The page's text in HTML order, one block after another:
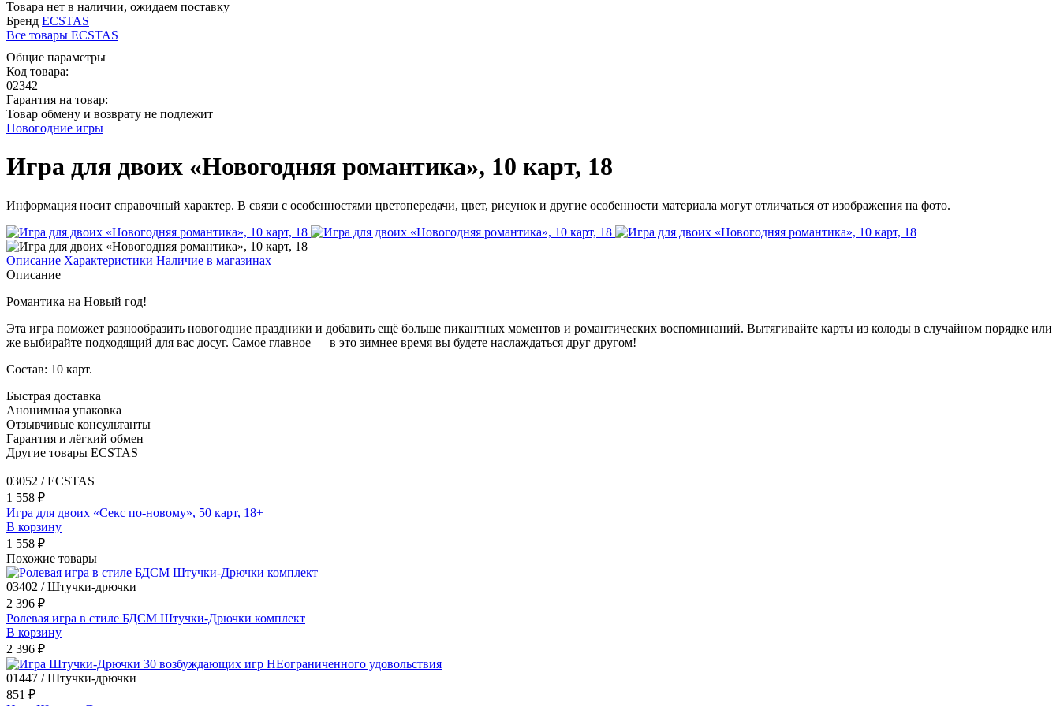
Товара нет в наличии, ожидаем поставку
Бренд ECSTAS
Все товары ECSTAS
Общие параметры
Код товара:
02342
Гарантия на товар:
Товар обмену и возврату не подлежит
Новогодние игры
Игра для двоих «Новогодняя романтика», 10 карт, 18
Информация носит справочный характер. В связи с особенностями цветопередачи, цвет, рисунок и другие особенности материала могут отличаться от изображения на фото.
Описание Характеристики Наличие в магазинах
Описание
Романтика на Новый год!
Эта игра поможет разнообразить новогодние праздники и добавить ещё больше пикантных моментов и романтических воспоминаний. Вытягивайте карты из колоды в случайном порядке или
же выбирайте подходящий для вас досуг. Самое главное — в это зимнее время вы будете наслаждаться друг другом!
Состав: 10 карт.
Быстрая доставка
Анонимная упаковка
Отзывчивые консультанты
Гарантия и лёгкий обмен
Другие товары ECSTAS
03052 / ECSTAS
1 558 ₽
Игра для двоих «Секс по-новому», 50 карт, 18+
В корзину
1 558 ₽
Похожие товары
03402 / Штучки-дрючки
2 396 ₽
Ролевая игра в стиле БДСМ Штучки-Дрючки комплект
В корзину
2 396 ₽
01447 / Штучки-дрючки
851 ₽